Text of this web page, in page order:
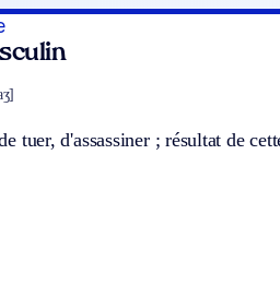
tuer, d'assassiner ; résultat de